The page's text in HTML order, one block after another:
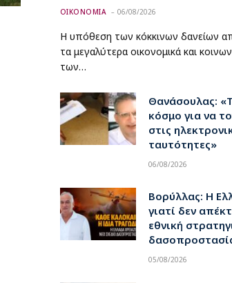
ΟΙΚΟΝΟΜΙΑ 06/08/2026
Η υπόθεση των κόκκινων δανείων
τα μεγαλύτερα οικονομικά και
των…
Θανάσουλας:
κόσμο για να
στις
ταυτότητες»
06/08/2026
Βορύλλας: Η
γιατί δεν
εθνική
05/08/2026